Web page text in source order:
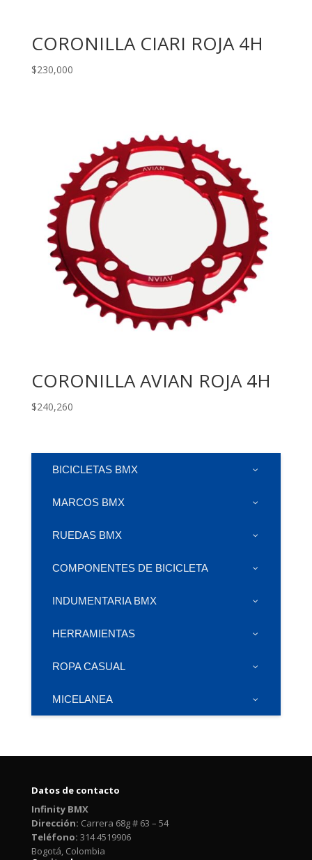
CORONILLA CIARI ROJA 4H
$230,000
CORONILLA AVIAN ROJA 4H
$240,260
BICICLETAS BMX
MARCOS BMX
RUEDAS BMX
COMPONENTES DE BICICLETA
INDUMENTARIA BMX
HERRAMIENTAS
ROPA CASUAL
MICELANEA
Datos de contacto
Infinity BMX
Dirección: Carrera 68g # 63 – 54
Teléfono: 314 4519906
Bogotá, Colombia